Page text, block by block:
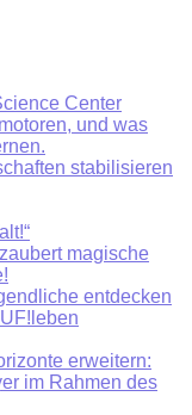
Center
und was
stabilisieren
magische
entdecken
erweitern:
im Rahmen des